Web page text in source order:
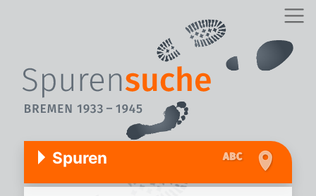
Spuren